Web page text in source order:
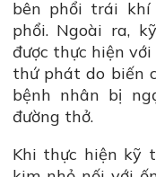
bên phổi trái
phổi. Ngoài ra,
được thực hiện
thứ phát do biến
bệnh nhân bị
đường thở.
Khi thực hiện kỹ